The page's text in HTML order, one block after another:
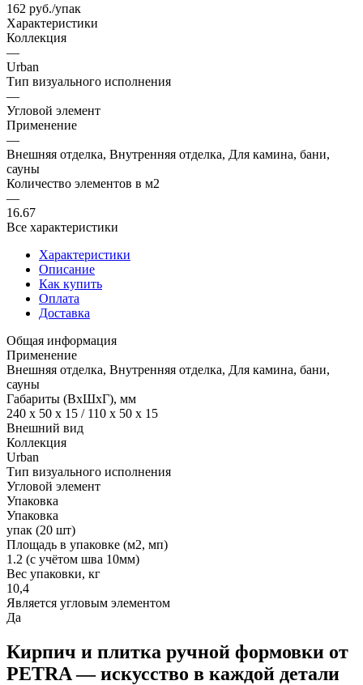
162 руб./упак
Характеристики
Коллекция
—
Urban
Тип визуального исполнения
—
Угловой элемент
Применение
—
Внешняя отделка, Внутренняя отделка, Для камина, бани,
сауны
Количество элементов в м2
—
16.67
Все характеристики
Характеристики
Описание
Как купить
Оплата
Доставка
Общая информация
Применение
Внешняя отделка, Внутренняя отделка, Для камина, бани,
сауны
Габариты (ВхШхГ), мм
240 x 50 x 15 / 110 x 50 x 15
Внешний вид
Коллекция
Urban
Тип визуального исполнения
Угловой элемент
Упаковка
Упаковка
упак (20 шт)
Площадь в упаковке (м2, мп)
1.2 (с учётом шва 10мм)
Вес упаковки, кг
10,4
Является угловым элементом
Да
Кирпич и плитка ручной формовки от
PETRA — искусство в каждой детали